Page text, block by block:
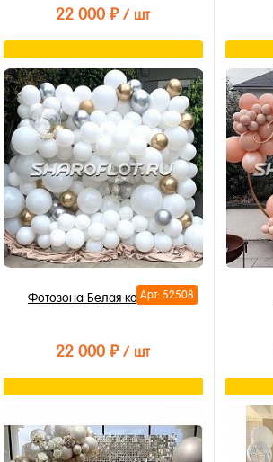
22 000 ₽/ шт
В корзину
Купить в 1 клик
В избранное
В наличии
В
В
Арт: 52508
Фотозона Белая королева
22 000 ₽/ шт
Купить в 1 клик